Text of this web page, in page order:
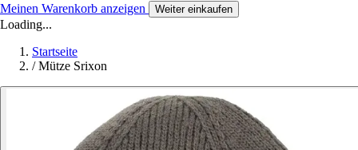
Meinen Warenkorb anzeigen Weiter einkaufen
Loading...
Startseite
/ Mütze Srixon